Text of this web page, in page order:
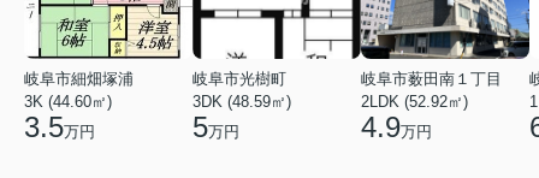
岐阜市細畑塚浦
3K (44.60㎡)
3.5万円
岐阜市光樹町
3DK (48.59㎡)
5万円
岐阜市薮田南１丁目
2LDK (52.92㎡)
4.9万円